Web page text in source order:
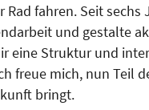
Rad fahren. Seit
und gestalte
eine Struktur und
freue mich, nun Teil
bringt.